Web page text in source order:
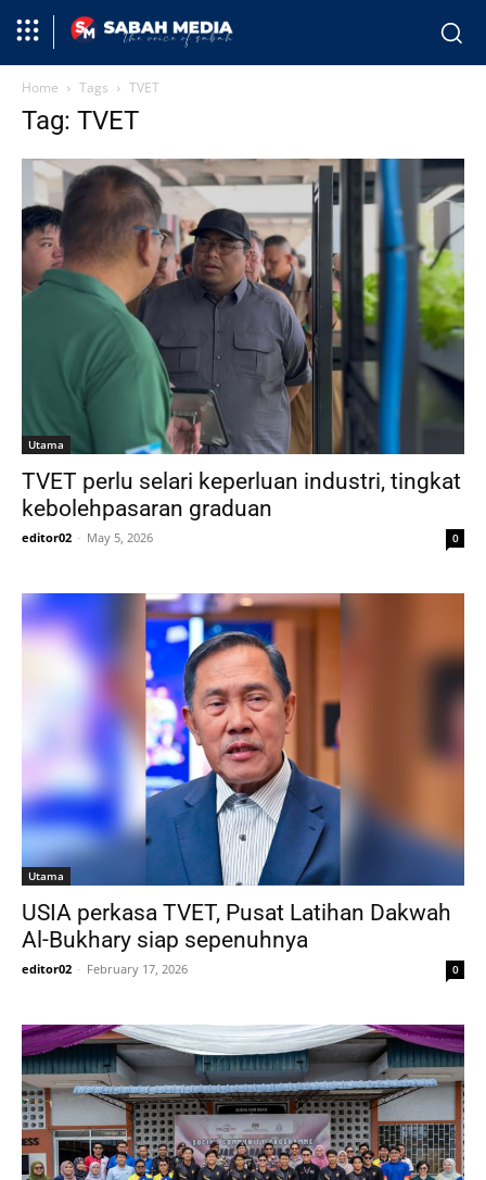
Home Tags TVET
Tag: TVET
Utama
TVET perlu selari keperluan industri, tingkat
kebolehpasaran graduan
editor02 - May 5, 2026 0
Utama
USIA perkasa TVET, Pusat Latihan Dakwah
Al-Bukhary siap sepenuhnya
editor02 - February 17, 2026 0